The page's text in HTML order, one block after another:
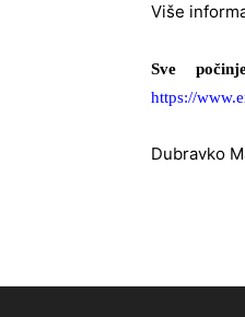
Više
Sve
https://
Dubravko